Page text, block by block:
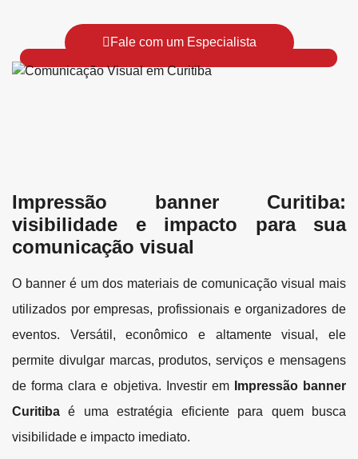
Fale com um Especialista
Impressão banner Curitiba:
visibilidade e impacto para sua
comunicação visual
O banner é um dos materiais de comunicação visual mais
utilizados por empresas, profissionais e organizadores de
eventos. Versátil, econômico e altamente visual, ele
permite divulgar marcas, produtos, serviços e mensagens
de forma clara e objetiva. Investir em
Impressão banner
Curitiba é uma estratégia eficiente para quem busca
visibilidade e impacto imediato.